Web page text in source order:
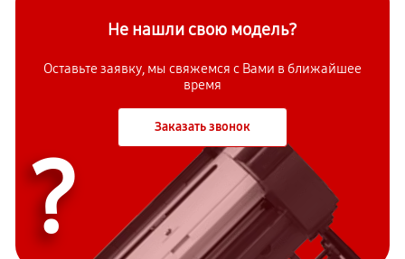
Не нашли свою модель?
Оставьте заявку, мы свяжемся с Вами в ближайшее
время
Заказать звонок
?